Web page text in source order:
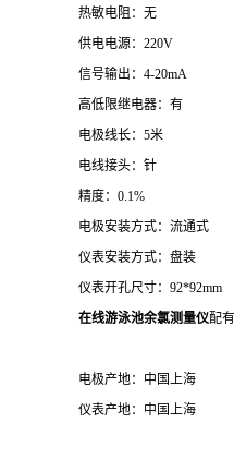
热敏电阻：无
供电电源：220V
信号输出：4-20mA
高低限继电器：有
电极线长：5米
电线接头：针
精度：0.1%
电极安装方式：流通式
仪表安装方式：盘装
仪表开孔尺寸：92*92mm
在线游泳池余氯测量仪配
电极产地：中国上海
仪表产地：中国上海